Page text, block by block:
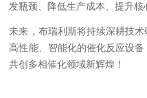
发瓶颈、降低生产成本、提升核
未来，布瑞利斯将持续深耕技
高性能、智能化的催化反应设
共创多相催化领域新辉煌！